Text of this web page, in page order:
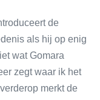
de
als hij op enig
wat Gomara
zegt waar ik het
merkt de